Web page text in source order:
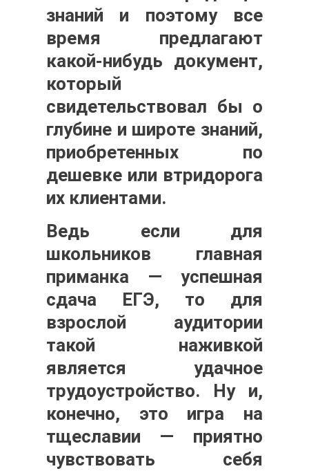
знаний и поэтому все
время предлагают
какой-нибудь документ,
который
свидетельствовал бы о
глубине и широте знаний,
приобретенных по
дешевке или втридорога
их клиентами.
Ведь если для
школьников главная
приманка — успешная
сдача ЕГЭ, то для
взрослой аудитории
такой наживкой
является удачное
трудоустройство. Ну и,
конечно, это игра на
тщеславии — приятно
чувствовать себя